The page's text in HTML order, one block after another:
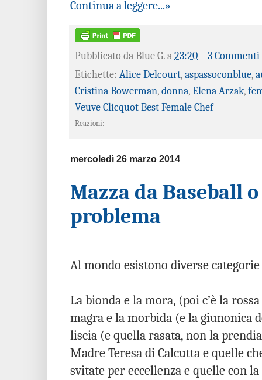
Continua a leggere...»
Pubblicato da Blue G. a 23:20
3 Commenti
Etichette: Alice Delcourt, aspassoconblue,
Cristina Bowerman, donna, Elena Arzak,
Veuve Clicquot Best Female Chef
Reazioni:
mercoledì 26 marzo 2014
Mazza da Baseball
problema
Al mondo esistono diverse
La bionda e la mora, (poi c’è la
magra e la morbida (e la giunonica
liscia (e quella rasata, non la
Madre Teresa di Calcutta e quelle
svitate per eccellenza e quelle con